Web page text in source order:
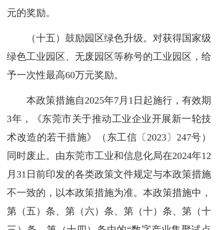
元的奖励。
（十五）鼓励园区绿色升级。对获得国家级
绿色工业园区、无废园区等称号的工业园区，给
予一次性最高60万元奖励。
本政策措施自2025年7月1日起施行，有效期
3年，《东莞市关于推动工业企业开展新一轮技
术改造的若干措施》（东工信〔2023〕247号）
同时废止。由东莞市工业和信息化局在2024年12
月31日前印发的各类政策文件规定与本政策措施
不一致的，以本政策措施为准。本政策措施中，
第（五）条、第（六）条、第（十）条、第（十